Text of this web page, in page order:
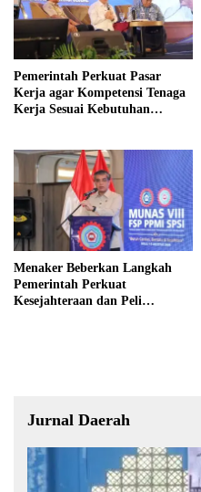
Pemerintah Perkuat Pasar
Kerja agar Kompetensi Tenaga
Kerja Sesuai Kebutuhan
Menaker Beberkan Langkah
Pemerintah Perkuat
Kesejahteraan dan Peli
Jurnal Daerah